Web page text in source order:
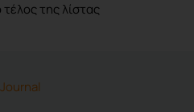
της λίστας